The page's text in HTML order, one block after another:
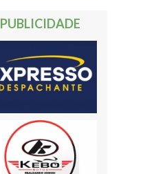
PUBLICIDADE